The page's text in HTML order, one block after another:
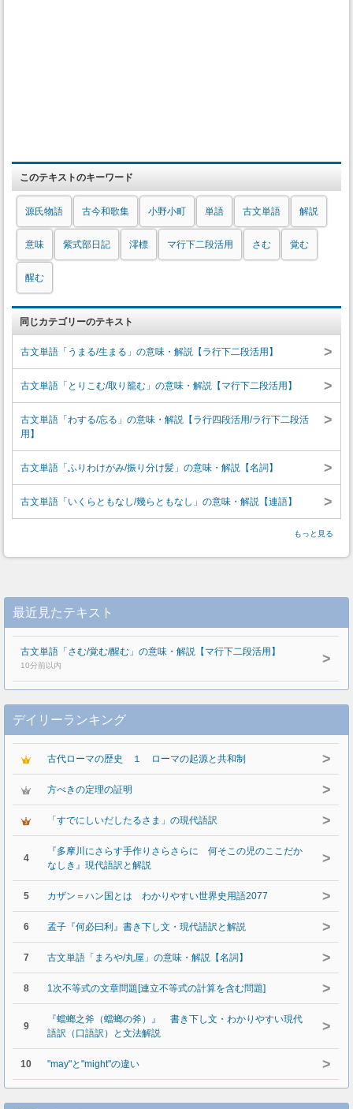
このテキストのキーワード
源氏物語 古今和歌集 小野小町 単語 古文単語 解説
意味 紫式部日記 澪標 マ行下二段活用 さむ 覚む
醒む
同じカテゴリーのテキスト
古文単語「うまる/生まる」の意味・解説【ラ行下二段活用】 >
古文単語「とりこむ/取り籠む」の意味・解説【マ行下二段活用】 >
古文単語「わする/忘る」の意味・解説【ラ行四段活用/ラ行下二段活
用】
>
古文単語「ふりわけがみ/振り分け髪」の意味・解説【名詞】 >
古文単語「いくらともなし/幾らともなし」の意味・解説【連語】 >
もっと見る
最近見たテキスト
古文単語「さむ/覚む/醒む」の意味・解説【マ行下二段活用】
10分前以内 >
デイリーランキング
古代ローマの歴史 １ ローマの起源と共和制 >
方べきの定理の証明 >
「すでにしいだしたるさま」の現代語訳 >
4
『多摩川にさらす手作りさらさらに 何そこの児のここだか
なしき』現代語訳と解説
>
5 カザン＝ハン国とは わかりやすい世界史用語2077 >
6 孟子『何必曰利』書き下し文・現代語訳と解説 >
7 古文単語「まろや/丸屋」の意味・解説【名詞】 >
8 1次不等式の文章問題[連立不等式の計算を含む問題] >
9
『蟷螂之斧（蟷螂の斧）』 書き下し文・わかりやすい現代
語訳（口語訳）と文法解説
>
10 "may"と"might"の違い >